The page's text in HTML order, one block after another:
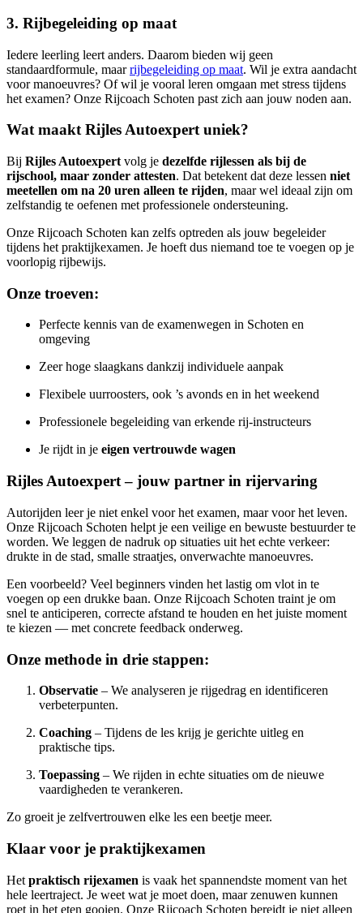
3. Rijbegeleiding op maat
Iedere leerling leert anders. Daarom bieden wij geen
standaardformule, maarrijbegeleiding op maat. Wil je extra aandacht
voor manoeuvres? Of wil je vooral leren omgaan met stress tijdens
het examen? Onze Rijcoach Schoten past zich aan jouw noden aan.
Wat maakt Rijles Autoexpert uniek?
Bij Rijles Autoexpert volg je dezelfde rijlessen als bij de
rijschool, maar zonder attesten. Dat betekent dat deze lessen niet
meetellen om na 20 uren alleen te rijden, maar wel ideaal zijn om
zelfstandig te oefenen met professionele ondersteuning.
Onze Rijcoach Schoten kan zelfs optreden als jouw begeleider
tijdens het praktijkexamen. Je hoeft dus niemand toe te voegen op je
voorlopig rijbewijs.
Onze troeven:
Perfecte kennis van de examenwegen in Schoten en
omgeving
Zeer hoge slaagkans dankzij individuele aanpak
Flexibele uurroosters, ook ’s avonds en in het weekend
Professionele begeleiding van erkende rij-instructeurs
Je rijdt in je eigen vertrouwde wagen
Rijles Autoexpert – jouw partner in rijervaring
Autorijden leer je niet enkel voor het examen, maar voor het leven.
Onze Rijcoach Schoten helpt je een veilige en bewuste bestuurder te
worden. We leggen de nadruk op situaties uit het echte verkeer:
drukte in de stad, smalle straatjes, onverwachte manoeuvres.
Een voorbeeld? Veel beginners vinden het lastig om vlot in te
voegen op een drukke baan. Onze Rijcoach Schoten traint je om
snel te anticiperen, correcte afstand te houden en het juiste moment
te kiezen — met concrete feedback onderweg.
Onze methode in drie stappen:
Observatie – We analyseren je rijgedrag en identificeren
verbeterpunten.
Coaching – Tijdens de les krijg je gerichte uitleg en
praktische tips.
Toepassing – We rijden in echte situaties om de nieuwe
vaardigheden te verankeren.
Zo groeit je zelfvertrouwen elke les een beetje meer.
Klaar voor je praktijkexamen
Het praktisch rijexamen is vaak het spannendste moment van het
hele leertraject. Je weet wat je moet doen, maar zenuwen kunnen
roet in het eten gooien. Onze Rijcoach Schoten bereidt je niet alleen